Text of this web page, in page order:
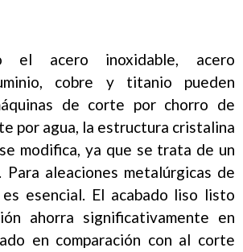
el acero inoxidable, acero
cobre y titanio pueden
de corte por chorro de
por agua, la estructura cristalina
modifica, ya que se trata de un
aleaciones metalúrgicas de
esencial. El acabado liso listo
ahorra significativamente en
en comparación con al corte